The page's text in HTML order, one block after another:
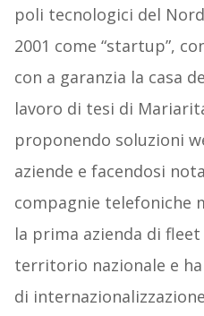
poli tecnologici del
2001 come “startup”,
con a garanzia la casa
lavoro di tesi di
proponendo soluzioni
aziende e facendosi
compagnie telefoniche
la prima azienda di
territorio nazionale e
di